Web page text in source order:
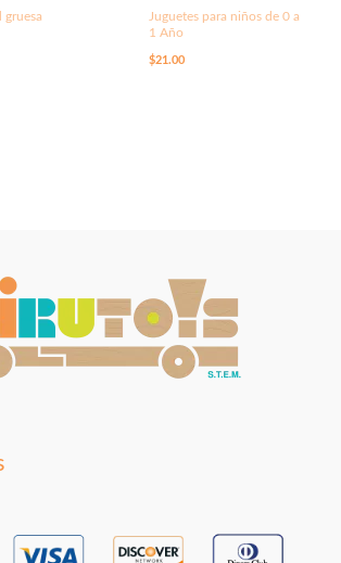
gruesa
Juguetes para niños de 0 a
1 Año
$21.00